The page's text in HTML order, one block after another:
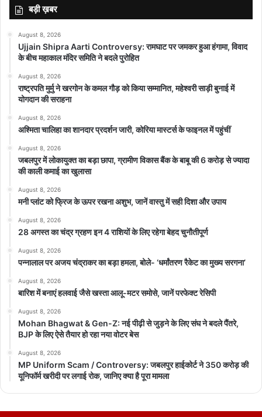
featured
बड़ी ख़बर
August 8, 2026
Ujjain Shipra Aarti Controversy: रामघाट पर जमकर हुआ हंगामा, विवाद
के बीच महाकाल मंदिर समिति ने बदले पुरोहित
August 8, 2026
राष्ट्रपति मुर्मु ने खरगोन के कमल गौड़ को किया सम्मानित, महेश्वरी साड़ी बुनाई में
योगदान की सराहना
August 8, 2026
अश्मिता चालिहा का शानदार प्रदर्शन जारी, कोरिया मास्टर्स के फाइनल में पहुंचीं
August 8, 2026
जबलपुर में लोकायुक्त का बड़ा छापा, ग्रामीण विकास बैंक के बाबू की 6 करोड़ से ज्यादा
की काली कमाई का खुलासा
August 8, 2026
मनी प्लांट को फ्रिज के ऊपर रखना अशुभ, जानें वास्तु में सही दिशा और उपाय
August 8, 2026
28 अगस्त का चंद्र ग्रहण इन 4 राशियों के लिए रहेगा बेहद चुनौतीपूर्ण
August 8, 2026
पन्नालाल पर अजय चंद्राकर का बड़ा हमला, बोले- ‘धर्मांतरण रैकेट का मुख्य सरगना’
August 8, 2026
बारिश में बनाएं हलवाई जैसे खस्ता आलू-मटर समोसे, जानें परफेक्ट रेसिपी
August 8, 2026
Mohan Bhagwat & Gen-Z: नई पीढ़ी से जुड़ने के लिए संघ ने बदले पैंतरे,
BJP के लिए ऐसे तैयार हो रहा नया वोटर बेस
August 8, 2026
MP Uniform Scam / Controversy: जबलपुर हाईकोर्ट ने 350 करोड़ की
यूनिफॉर्म खरीदी पर लगाई रोक, जानिए क्या है पूरा मामला